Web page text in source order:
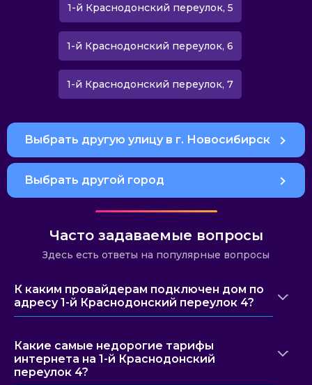
1-й Краснодонский переулок, 5
1-й Краснодонский переулок, 6
1-й Краснодонский переулок, 7
Выбрать другую улицу в г. Новосибирск
Выбрать другой город
Часто задаваемые вопросы
Здесь есть ответы на популярные вопросы
К каким провайдерам подключен дом по
адресу 1-й Краснодонский переулок 4?
Какие самые недорогие тарифы
интернета на 1-й Краснодонский
переулок 4?